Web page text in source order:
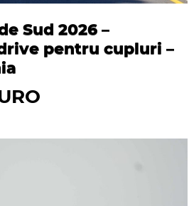
Sud 2026 –
pentru cupluri –